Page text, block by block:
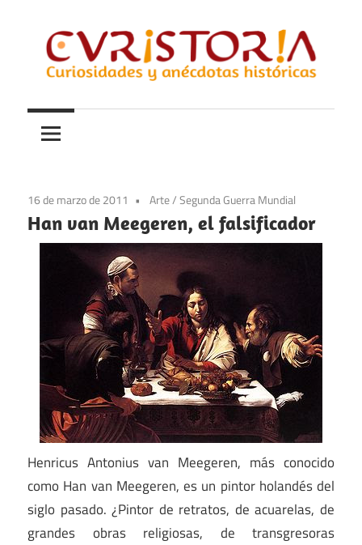
contenido
Curistoria
y
anécdotas
historia
16 de marzo de 2011 Arte/Segunda Guerra Mundial
Han van Meegeren, el falsificador
Henricus Antonius van Meegeren, más conocido
como Han van Meegeren, es un pintor holandés del
siglo pasado. ¿Pintor de retratos, de acuarelas, de
grandes obras religiosas, de transgresoras